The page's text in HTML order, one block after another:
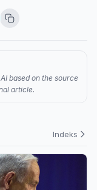
based on the source
article.
Indeks